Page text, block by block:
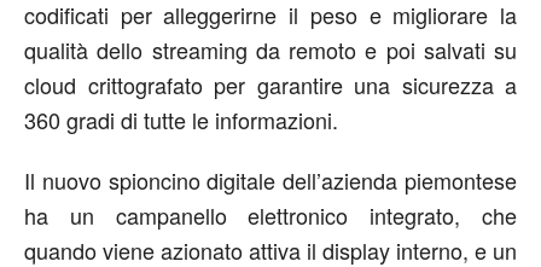
codificati per alleggerirne il peso e migliorare la
qualità dello streaming da remoto e poi salvati su
cloud crittografato per garantire una sicurezza a
360 gradi di tutte le informazioni.
Il nuovo spioncino digitale dell’azienda piemontese
ha un campanello elettronico integrato, che
quando viene azionato attiva il display interno, e un